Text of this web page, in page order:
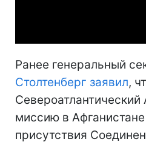
Ранее генеральный
Столтенберг заявил,
миссию в
присутствия